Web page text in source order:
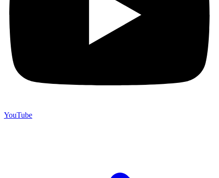
YouTube